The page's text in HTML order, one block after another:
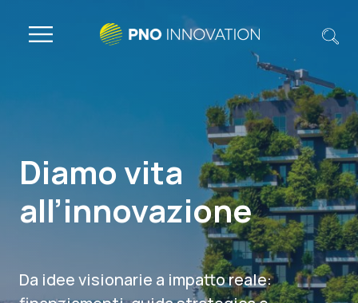
Diamo vita
all’innovazione
Da idee visionarie a impatto reale: